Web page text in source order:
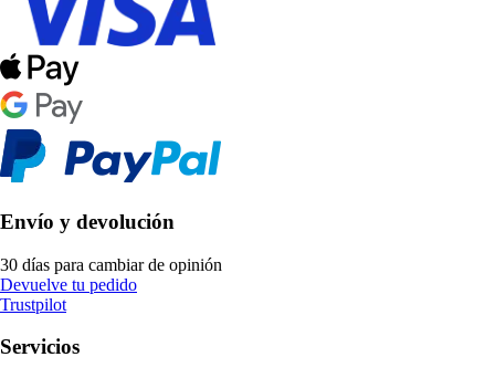
Envío y devolución
30 días para cambiar de opinión
Devuelve tu pedido
Trustpilot
Servicios